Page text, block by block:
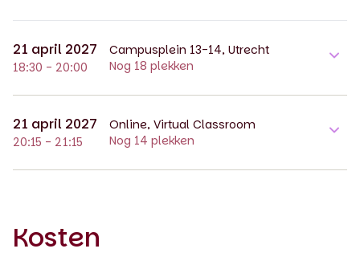
21 april 2027
18:30 - 20:00
Campusplein 13-14, Utrecht
Nog 18 plekken
21 april 2027
20:15 - 21:15
Online, Virtual Classroom
Nog 14 plekken
Kosten